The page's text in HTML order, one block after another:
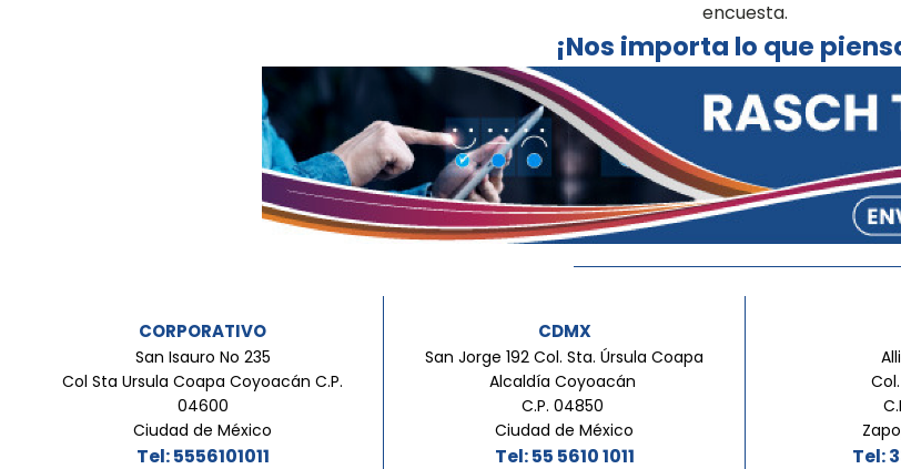
encuesta.
¡Nos importa lo que
CORPORATIVO
San Isauro No 235
Col Sta Ursula Coapa Coyoacán C.P.
04600
Ciudad de México
Tel: 5556101011
CDMX
San Jorge 192 Col. Sta. Úrsula Coapa
Alcaldía Coyoacán
C.P. 04850
Ciudad de México
Tel: 55 5610 1011 Tel: